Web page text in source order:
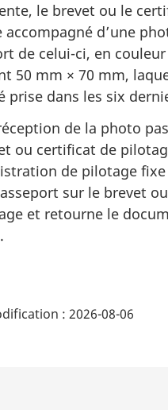
le brevet ou le
accompagné d’une
de celui-ci, en
50 mm × 70 mm,
prise dans les six
de la photo
ou certificat de
de pilotage
sur le brevet
et retourne le
: 2026-08-06